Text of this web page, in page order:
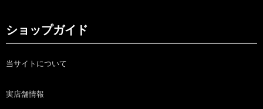
ショップガイド
当サイトについて
実店舗情報